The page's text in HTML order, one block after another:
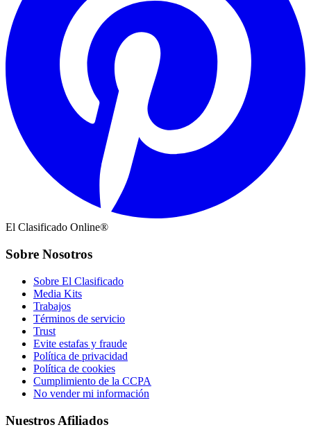
El Clasificado Online®
Sobre Nosotros
Sobre El Clasificado
Media Kits
Trabajos
Términos de servicio
Trust
Evite estafas y fraude
Política de privacidad
Política de cookies
Cumplimiento de la CCPA
No vender mi información
Nuestros Afiliados